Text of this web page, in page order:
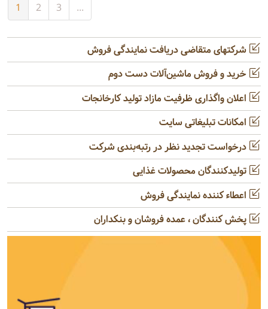
1 2 3 ...
شرکتهای متقاضی دریافت نمایندگی فروش
خرید و فروش ماشین‌آلات دست دوم
اعلان واگذاری ظرفیت مازاد تولید کارخانجات
امکانات تبلیغاتی سایت
درخواست تجدید نظر در رتبه‌بندی شرکت
تولیدکنندگان محصولات غذایی
اعطاء کننده نمایندگی فروش
پخش کنندگان ، عمده فروشان و بنکداران